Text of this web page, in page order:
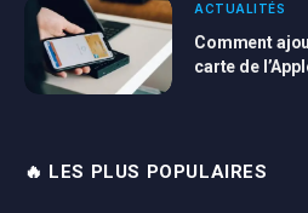
ACTUALITÉS
Comment
carte de
🔥 LES PLUS POPULAIRES